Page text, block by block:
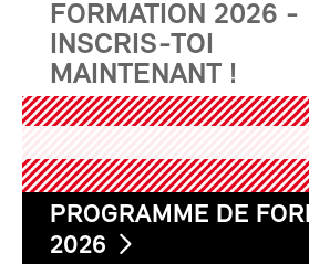
FORMATION 2026 -
INSCRIS-TOI
MAINTENANT !
PROGRAMME DE
2026